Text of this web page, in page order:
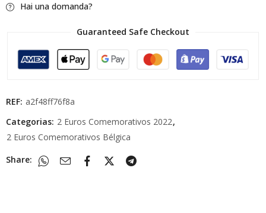
Hai una domanda?
Guaranteed Safe Checkout
REF: a2f48ff76f8a
Categorias: 2 Euros Comemorativos 2022,
2 Euros Comemorativos Bélgica
Share: